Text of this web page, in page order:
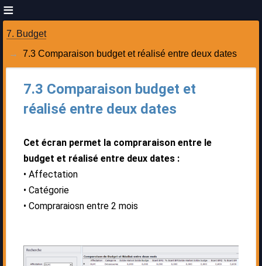
7. Budget
7.3 Comparaison budget et réalisé entre deux dates
7.3 Comparaison budget et
réalisé entre deux dates
Cet écran permet la compraraison entre le
budget et réalisé entre deux dates :
Affectation
Catégorie
Compraraiosn entre 2 mois